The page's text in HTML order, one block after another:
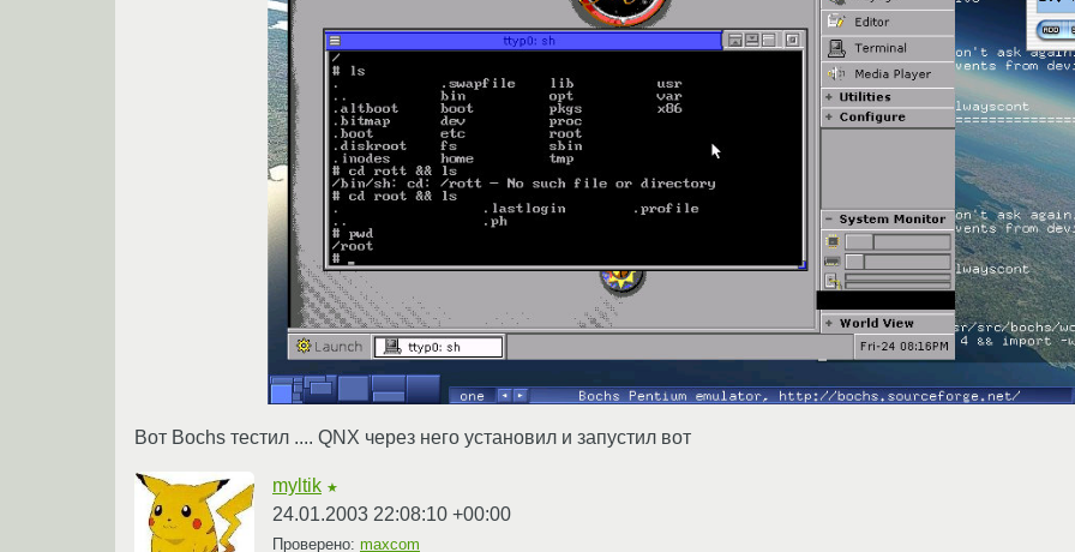
Вот Bochs тестил .... QNX через него установил и запустил вот
myltik ★
24.01.2003 22:08:10 +00:00
Проверено: maxcom